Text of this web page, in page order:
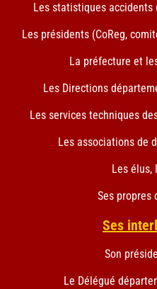
Les statistiques accidents
Les présidents (CoReg,
La préfecture et
Les Directions
Les services techniques
Les associations de
Les élus,
Ses propres
Ses
Son
Le Délégué